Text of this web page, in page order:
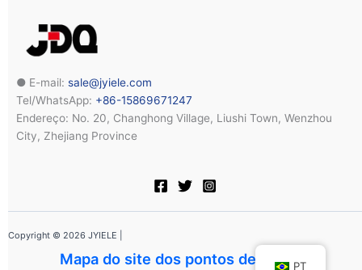
● E-mail: sale@jyiele.com
Tel/WhatsApp: +86-15869671247
Endereço: No. 20, Changhong Village, Liushi Town, Wenzhou
City, Zhejiang Province
Copyright © 2026 JYIELE |
Mapa do site dos pontos de acesso
PT